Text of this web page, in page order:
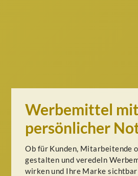
Werbemittel mit
persönlicher
Ob für Kunden, Mitarbeitende
gestalten und veredeln
wirken und Ihre Marke sichtbar